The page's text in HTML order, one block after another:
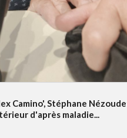
Camino', Stéphane
d'après maladie...